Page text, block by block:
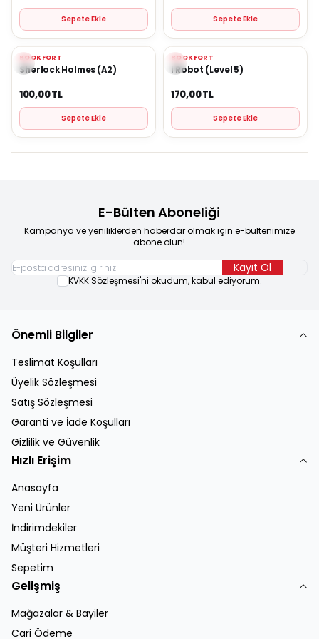
Sepete Ekle Sepete Ekle
Yeni
Favorilere Ekle
BOOKFORT
Sherlock Holmes (A2)
100,00TL
Sepete Ekle
Yeni
Favorilere Ekle
BOOKFORT
I Robot (Level 5)
170,00TL
Sepete Ekle
E-Bülten Aboneliği
Kampanya ve yeniliklerden haberdar olmak için e-bültenimize
abone olun!
Kayıt Ol
KVKK Sözleşmesi'ni okudum, kabul ediyorum.
Önemli Bilgiler
Teslimat Koşulları
Üyelik Sözleşmesi
Satış Sözleşmesi
Garanti ve İade Koşulları
Gizlilik ve Güvenlik
Hızlı Erişim
Anasayfa
Yeni Ürünler
İndirimdekiler
Müşteri Hizmetleri
Sepetim
Gelişmiş
Mağazalar & Bayiler
Cari Ödeme